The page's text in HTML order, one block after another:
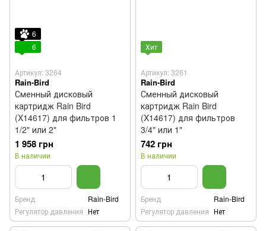
6
6
Артикул: 3264
Rain-Bird
Сменный дисковый
картридж Rain Bird
(X14617) для фильтров 1
1/2" или 2"
1 958 грн
В наличии
Бренд
Rain-Bird
Регулятор давления Нет
Хит
Артикул: 3261
Rain-Bird
Сменный дисковый
картридж Rain Bird
(X14617) для фильтров
3/4" или 1"
742 грн
В наличии
Бренд
Rain-Bird
Регулятор давления Нет